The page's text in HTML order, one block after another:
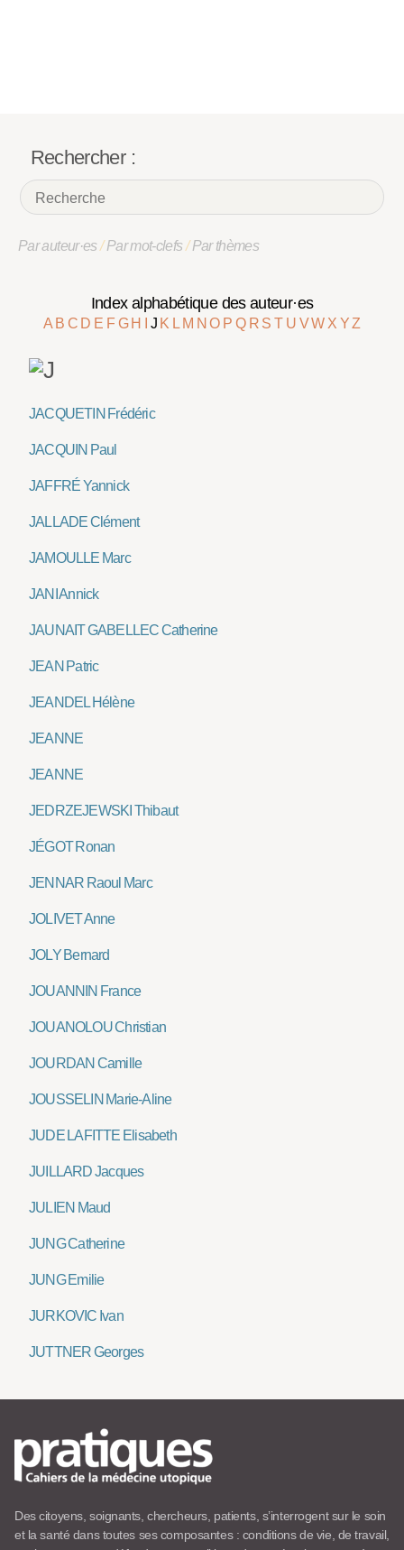
Rechercher :
Par auteur·es/Par mot-clefs/Par thèmes
Index alphabétique des auteur·es
A B C D E F G H J K L M NO P Q R ST U VW X YZ
JACQUETIN Frédéric
JACQUIN Paul
JAFFRÉ Yannick
JALLADE Clément
JAMOULLE Marc
JANI Annick
JAUNAIT GABELLEC Catherine
JEAN Patric
JEANDEL Hélène
JEANNE
JEANNE
JEDRZEJEWSKI Thibaut
JÉGOT Ronan
JENNAR Raoul Marc
JOLIVET Anne
JOLY Bernard
JOUANNIN France
JOUANOLOU Christian
JOURDAN Camille
JOUSSELIN Marie-Aline
JUDE LAFITTE Elisabeth
JUILLARD Jacques
JULIEN Maud
JUNG Catherine
JUNG Emilie
JURKOVIC Ivan
JUTTNER Georges
Des citoyens, soignants, chercheurs, patients, s’interrogent sur le soin
et la santé dans toutes ses composantes : conditions de vie, de travail,